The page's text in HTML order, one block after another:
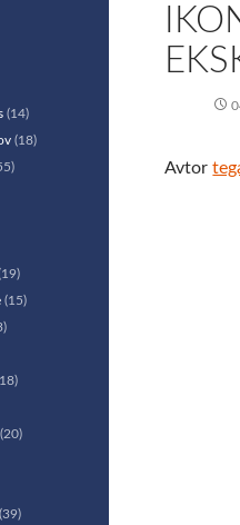
Avtor
(14)
(18)
(15)
(20)
(39)